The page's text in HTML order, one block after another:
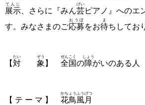
展示
てんじ
、さらに『みん芸
げい
ピアノ』へのエ
す。みなさまのご応募
おうぼ
をお待
ま
ちしてお
【対
たい
象
ぞう
】 全国
ぜんこく
の障
しょう
がいのある人
【 テ ー マ 】 花鳥風月
かちょうふうげつ